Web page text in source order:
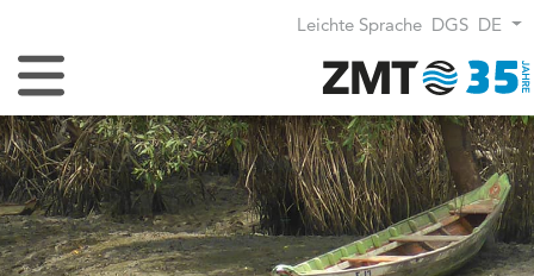
Leichte Sprache DGS DE
Navigation umschalten